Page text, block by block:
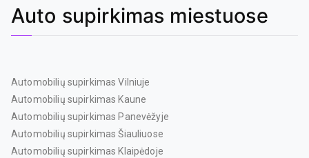
Auto supirkimas miestuose
Automobilių supirkimas Vilniuje
Automobilių supirkimas Kaune
Automobilių supirkimas Panevėžyje
Automobilių supirkimas Šiauliuose
Automobilių supirkimas Klaipėdoje